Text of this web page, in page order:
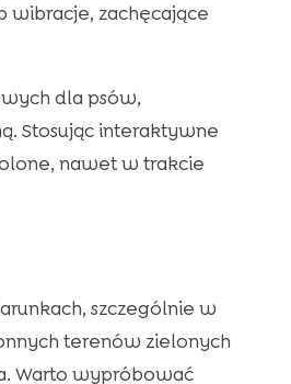
wibracje, zachęcające
dla psów,
Stosując interaktywne
nawet w trakcie
szczególnie w
terenów zielonych
Warto wypróbować